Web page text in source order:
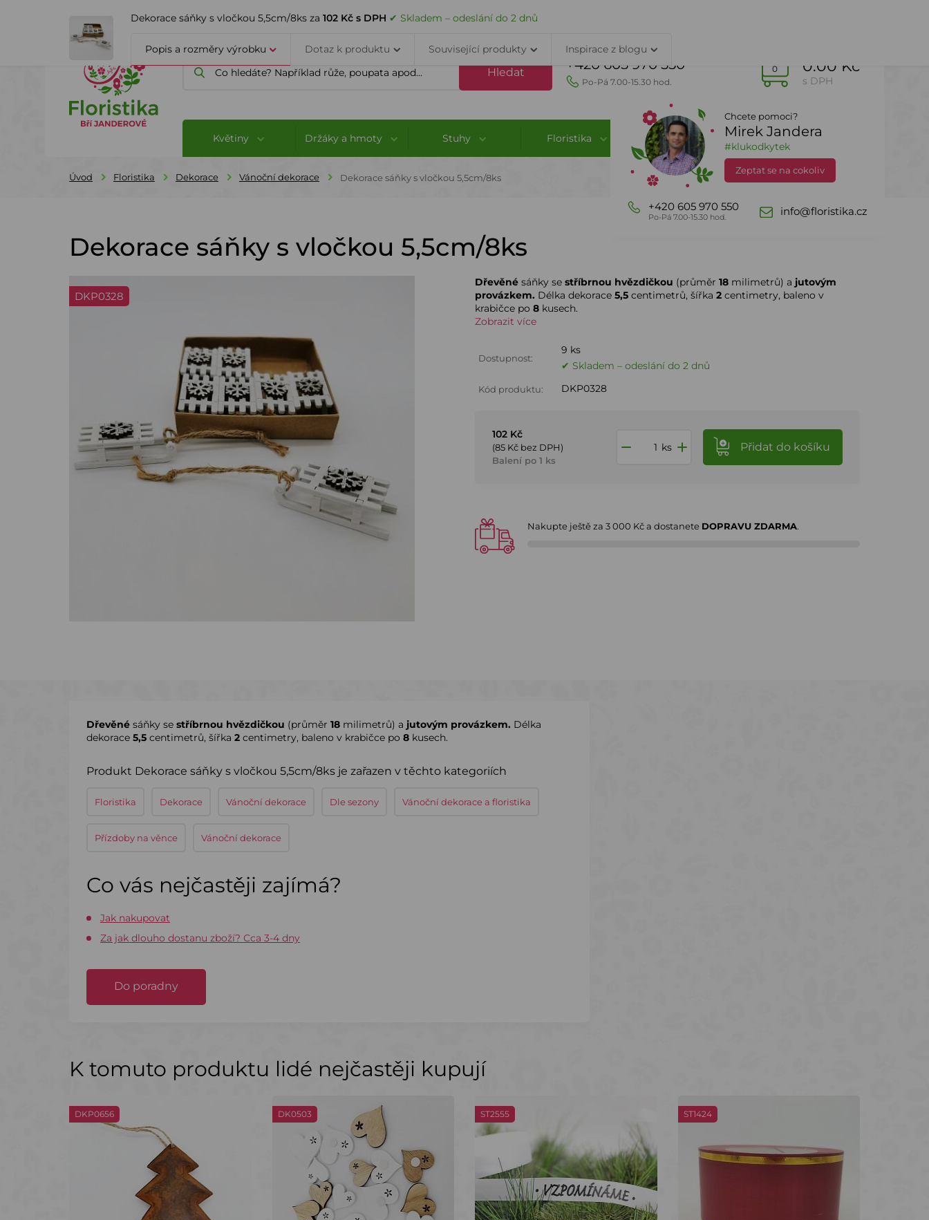
ÚVOD O FIRMĚ BLOG VELKOOBCHOD DOPRAVA A PLATBA PORADNA
Hledat +420 605 970 550
Po-Pá 7.00-15.30 hod.
0 0.00 Kč
s DPH
Květiny Držáky a hmoty Stuhy Floristika Dle sezony DealZone
Úvod Floristika Dekorace Vánoční dekorace Dekorace sáňky s vločkou 5,5cm/8ks
Dekorace sáňky s vločkou 5,5cm/8ks
DKP0328
Dřevěné sáňky se stříbrnou hvězdičkou (průměr 18 milimetrů) a jutovým
provázkem. Délka dekorace 5,5 centimetrů, šířka 2 centimetry, baleno v
krabičce po 8 kusech.
Zobrazit více
Dostupnost:
9 ks
✔ Skladem – odeslání do 2 dnů
Kód produktu: DKP0328
102 Kč
(85 Kč bez DPH)
Balení po 1 ks
ks Přidat do košíku
Nakupte ještě za 3 000 Kča dostanete DOPRAVU ZDARMA.
Dekorace sáňky s vločkou 5,5cm/8ks za 102 Kč s DPH ✔ Skladem – odeslání do 2 dnů
Popis a rozměry výrobku Dotaz k produktu Související produkty Inspirace z blogu
Dřevěné sáňky se stříbrnou hvězdičkou (průměr 18 milimetrů) a jutovým provázkem. Délka
dekorace 5,5 centimetrů, šířka 2 centimetry, baleno v krabičce po 8 kusech.
Produkt Dekorace sáňky s vločkou 5,5cm/8ks je zařazen v těchto kategoriích
Floristika Dekorace Vánoční dekorace Dle sezony Vánoční dekorace a floristika
Přízdoby na věnce Vánoční dekorace
Co vás nejčastěji zajímá?
Jak nakupovat
Za jak dlouho dostanu zboží? Cca 3-4 dny
Do poradny
Chcete pomoci?
Mirek Jandera
#klukodkytek
Zeptat se na cokoliv
+420 605 970 550
Po-Pá 7.00-15.30 hod. info@floristika.cz
K tomuto produktu lidé nejčastěji kupují
DKP0656 DK0503 ST2555 ST1424